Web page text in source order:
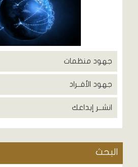
جهود منظمات
جهود الأفــراد
انشــر إبداعك
البحث